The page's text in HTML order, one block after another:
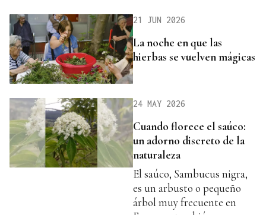
21 JUN 2026
La noche en que las
hierbas se vuelven mágicas
24 MAY 2026
Cuando florece el saúco:
un adorno discreto de la
naturaleza
El saúco, Sambucus nigra,
es un arbusto o pequeño
árbol muy frecuente en